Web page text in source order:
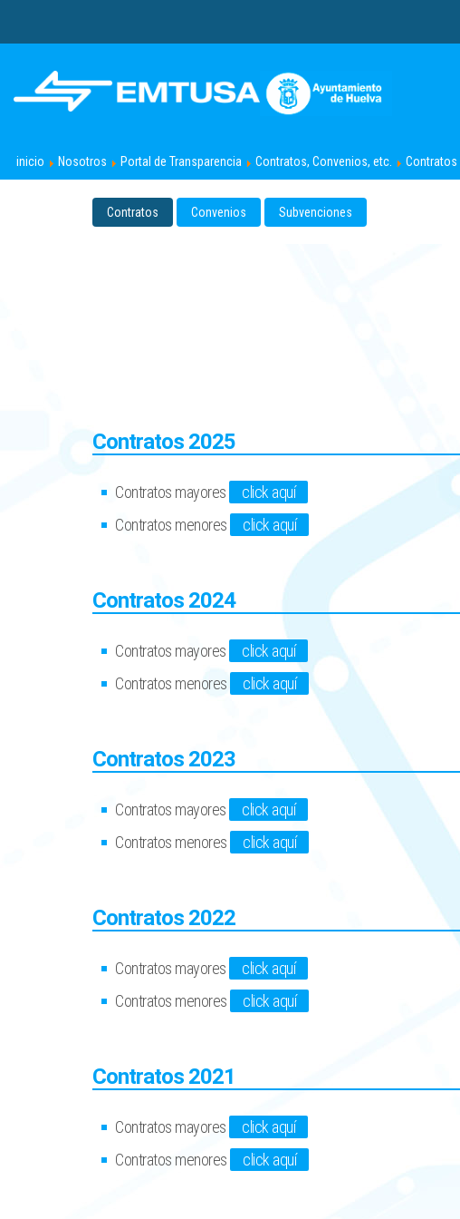
inicio Nosotros Portal de Transparencia Contratos, Convenios, etc. Contratos
Contratos Convenios Subvenciones
Contratos 2025
Contratos mayores
click aquí
Contratos menores
click aquí
Contratos 2024
Contratos mayores
click aquí
Contratos menores
click aquí
Contratos 2023
Contratos mayores
click aquí
Contratos menores
click aquí
Contratos 2022
Contratos mayores
click aquí
Contratos menores
click aquí
Contratos 2021
Contratos mayores
click aquí
Contratos menores
click aquí